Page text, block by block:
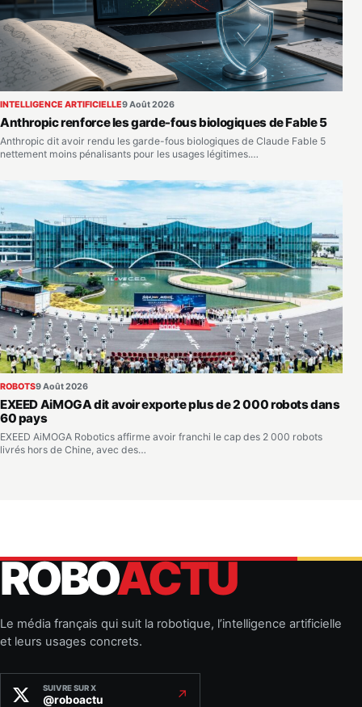
INTELLIGENCE ARTIFICIELLE9 Août 2026
Anthropic renforce les garde-fous biologiques de Fable 5
Anthropic dit avoir rendu les garde-fous biologiques de Claude Fable 5
nettement moins pénalisants pour les usages légitimes.…
ROBOTS9 Août 2026
EXEED AiMOGA dit avoir exporte plus de 2 000 robots dans
60 pays
EXEED AiMOGA Robotics affirme avoir franchi le cap des 2 000 robots
livrés hors de Chine, avec des…
ROBOACTU
Le média français qui suit la robotique, l’intelligence artificielle
et leurs usages concrets.
SUIVRE SUR X
@roboactu ↗